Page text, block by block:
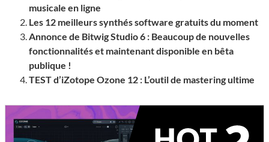
musicale en ligne
Les 12 meilleurs synthés software gratuits du moment
Annonce de Bitwig Studio 6 : Beaucoup de nouvelles
fonctionnalités et maintenant disponible en bêta
publique !
TEST d’iZotope Ozone 12 : L’outil de mastering ultime